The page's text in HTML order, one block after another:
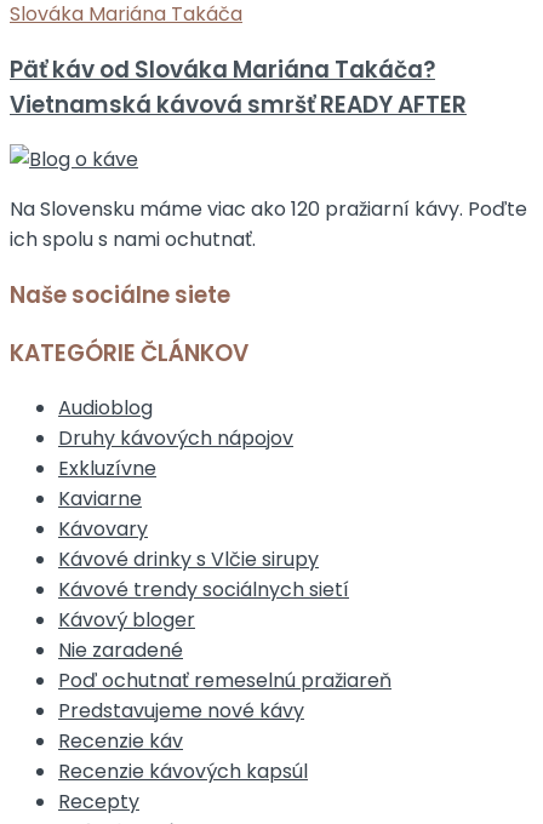
Päť káv od Slováka Mariána Takáča?
Vietnamská kávová smršť READY AFTER
Na Slovensku máme viac ako 120 pražiarní kávy. Poďte
ich spolu s nami ochutnať.
Naše sociálne siete
KATEGÓRIE ČLÁNKOV
Audioblog
Druhy kávových nápojov
Exkluzívne
Kaviarne
Kávovary
Kávové drinky s Vlčie sirupy
Kávové trendy sociálnych sietí
Kávový bloger
Nie zaradené
Poď ochutnať remeselnú pražiareň
Predstavujeme nové kávy
Recenzie káv
Recenzie kávových kapsúl
Recepty